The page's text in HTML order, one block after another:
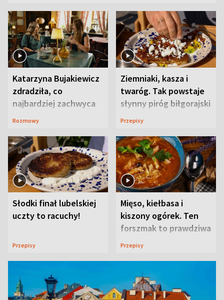
Katarzyna Bujakiewicz
zdradziła, co
najbardziej zachwyca
ją w Lublinie
Rozmowy
Ziemniaki, kasza i
twaróg. Tak powstaje
słynny piróg biłgorajski
Przepisy
Słodki finał lubelskiej
uczty to racuchy!
Przepisy
Mięso, kiełbasa i
kiszony ogórek. Ten
forszmak to prawdziwa
uczta
Przepisy